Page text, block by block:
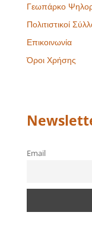
Γεωπάρκο
Πολιτιστικοί
Επικοινωνία
Όροι Χρήσης
Email